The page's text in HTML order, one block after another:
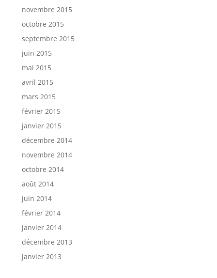
novembre 2015
octobre 2015
septembre 2015
juin 2015
mai 2015
avril 2015
mars 2015
février 2015
janvier 2015
décembre 2014
novembre 2014
octobre 2014
août 2014
juin 2014
février 2014
janvier 2014
décembre 2013
janvier 2013